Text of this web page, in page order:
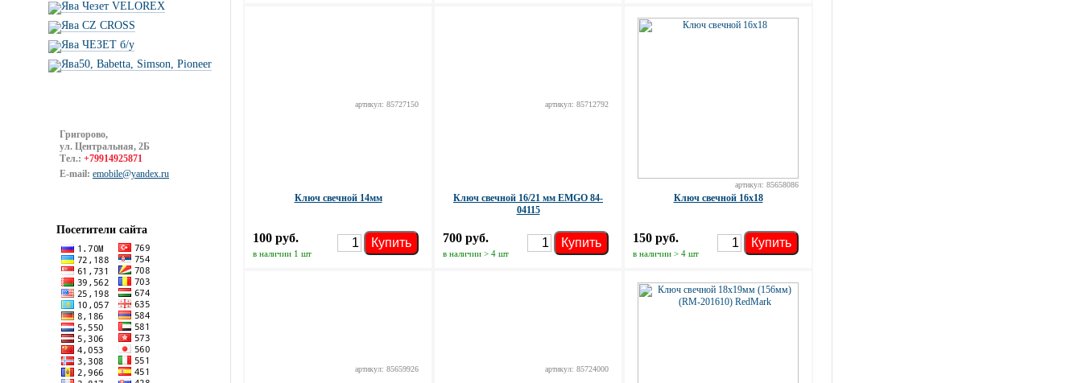
Ява Чезет VELOREX
Ява CZ CROSS
Ява ЧЕЗЕТ б/у
Ява50, Babetta, Simson, Pioneer
Григорово,
ул. Центральная, 2Б
Тел.: +79914925871
E-mail: emobile@yandex.ru
Посетители сайта
артикул: 85727150
Ключ свечной 14мм
100 руб.
в наличии 1 шт
Купить
артикул: 85712792
Ключ свечной 16/21 мм EMGO 84-
04115
700 руб.
в наличии > 4 шт
Купить
артикул: 85658086
Ключ свечной 16х18
150 руб.
в наличии > 4 шт
Купить
артикул: 85659926 артикул: 85724000